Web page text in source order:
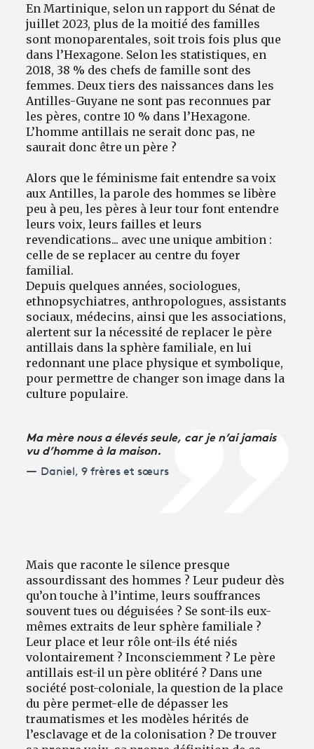
En Martinique, selon un rapport du Sénat de
juillet 2023, plus de la moitié des familles
sont monoparentales, soit trois fois plus que
dans l’Hexagone. Selon les statistiques, en
2018, 38 % des chefs de famille sont des
femmes. Deux tiers des naissances dans les
Antilles-Guyane ne sont pas reconnues par
les pères, contre 10 % dans l’Hexagone.
L’homme antillais ne serait donc pas, ne
saurait donc être un père ?
Alors que le féminisme fait entendre sa voix
aux Antilles, la parole des hommes se libère
peu à peu, les pères à leur tour font entendre
leurs voix, leurs failles et leurs
revendications... avec une unique ambition :
celle de se replacer au centre du foyer
familial.
Depuis quelques années, sociologues,
ethnopsychiatres, anthropologues, assistants
sociaux, médecins, ainsi que les associations,
alertent sur la nécessité de replacer le père
antillais dans la sphère familiale, en lui
redonnant une place physique et symbolique,
pour permettre de changer son image dans la
culture populaire.
Ma mère nous a élevés seule, car je n’ai jamais
vu d’homme à la maison.
Daniel, 9 frères et sœurs
Mais que raconte le silence presque
assourdissant des hommes ? Leur pudeur dès
qu’on touche à l’intime, leurs souffrances
souvent tues ou déguisées ? Se sont-ils eux-
mêmes extraits de leur sphère familiale ?
Leur place et leur rôle ont-ils été niés
volontairement ? Inconsciemment ? Le père
antillais est-il un père oblitéré ? Dans une
société post-coloniale, la question de la place
du père permet-elle de dépasser les
traumatismes et les modèles hérités de
l’esclavage et de la colonisation ? De trouver